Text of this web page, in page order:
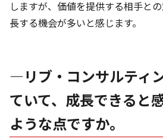
しますが、価値を提供する相手と
長する機会が多いと感じます。
―リブ・コンサルティ
ていて、成長できると
ような点ですか。